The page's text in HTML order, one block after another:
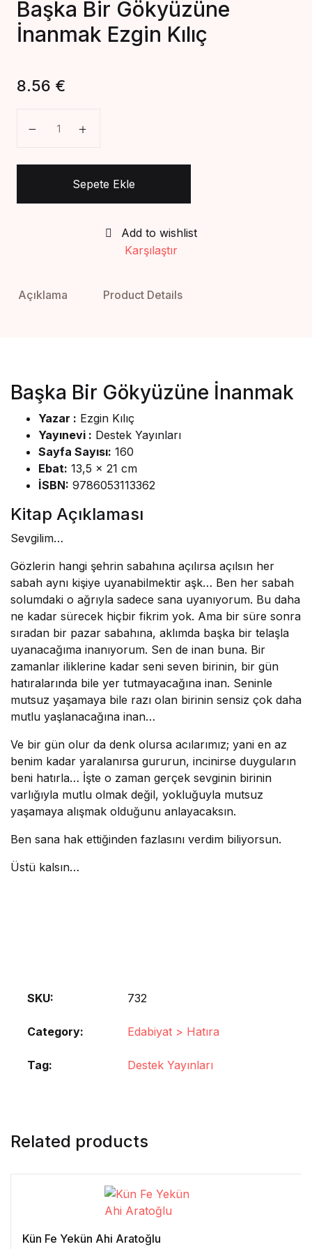
Create Account
Başka Bir Gökyüzüne
İnanmak Ezgin Kılıç
8.56 €
Sepete Ekle
Add to wishlist
Karşılaştır
Açıklama Product Details
Başka Bir Gökyüzüne İnanmak
Yazar : Ezgin Kılıç
Yayınevi : Destek Yayınları
Sayfa Sayısı: 160
Ebat: 13,5 x 21 cm
İSBN: 9786053113362
Kitap Açıklaması
Sevgilim…
Gözlerin hangi şehrin sabahına açılırsa açılsın her
sabah aynı kişiye uyanabilmektir aşk… Ben her sabah
solumdaki o ağrıyla sadece sana uyanıyorum. Bu daha
ne kadar sürecek hiçbir fikrim yok. Ama bir süre sonra
sıradan bir pazar sabahına, aklımda başka bir telaşla
uyanacağıma inanıyorum. Sen de inan buna. Bir
zamanlar iliklerine kadar seni seven birinin, bir gün
hatıralarında bile yer tutmayacağına inan. Seninle
mutsuz yaşamaya bile razı olan birinin sensiz çok daha
mutlu yaşlanacağına inan…
Ve bir gün olur da denk olursa acılarımız; yani en az
benim kadar yaralanırsa gururun, incinirse duyguların
beni hatırla… İşte o zaman gerçek sevginin birinin
varlığıyla mutlu olmak değil, yokluğuyla mutsuz
yaşamaya alışmak olduğunu anlayacaksın.
Ben sana hak ettiğinden fazlasını verdim biliyorsun.
Üstü kalsın…
SKU: 732
Category: Edabiyat > Hatıra
Tag: Destek Yayınları
Related products
Kün Fe Yekün Ahi Aratoğlu